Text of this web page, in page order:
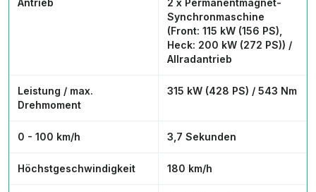
Synchronmaschine
(Front: 115 kW (156 PS),
Heck: 200 kW (272 PS)) /
Allradantrieb
Leistung / max.
Drehmoment
315 kW (428 PS) / 543 Nm
0 - 100 km/h 3,7 Sekunden
Höchstgeschwindigkeit 180 km/h